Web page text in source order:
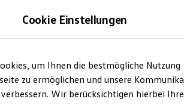
Sondermodelle
Tack
Cookie Einstellungen
um Ihnen die bestmögliche Nutzung
zu ermöglichen und unsere
Wir berücksichtigen hierbei Ihre